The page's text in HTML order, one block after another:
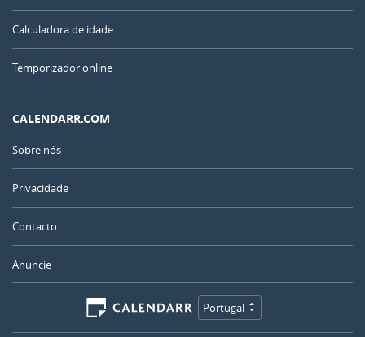
Calculadora de idade
Temporizador online
CALENDARR.COM
Sobre nós
Privacidade
Contacto
Anuncie
Portugal